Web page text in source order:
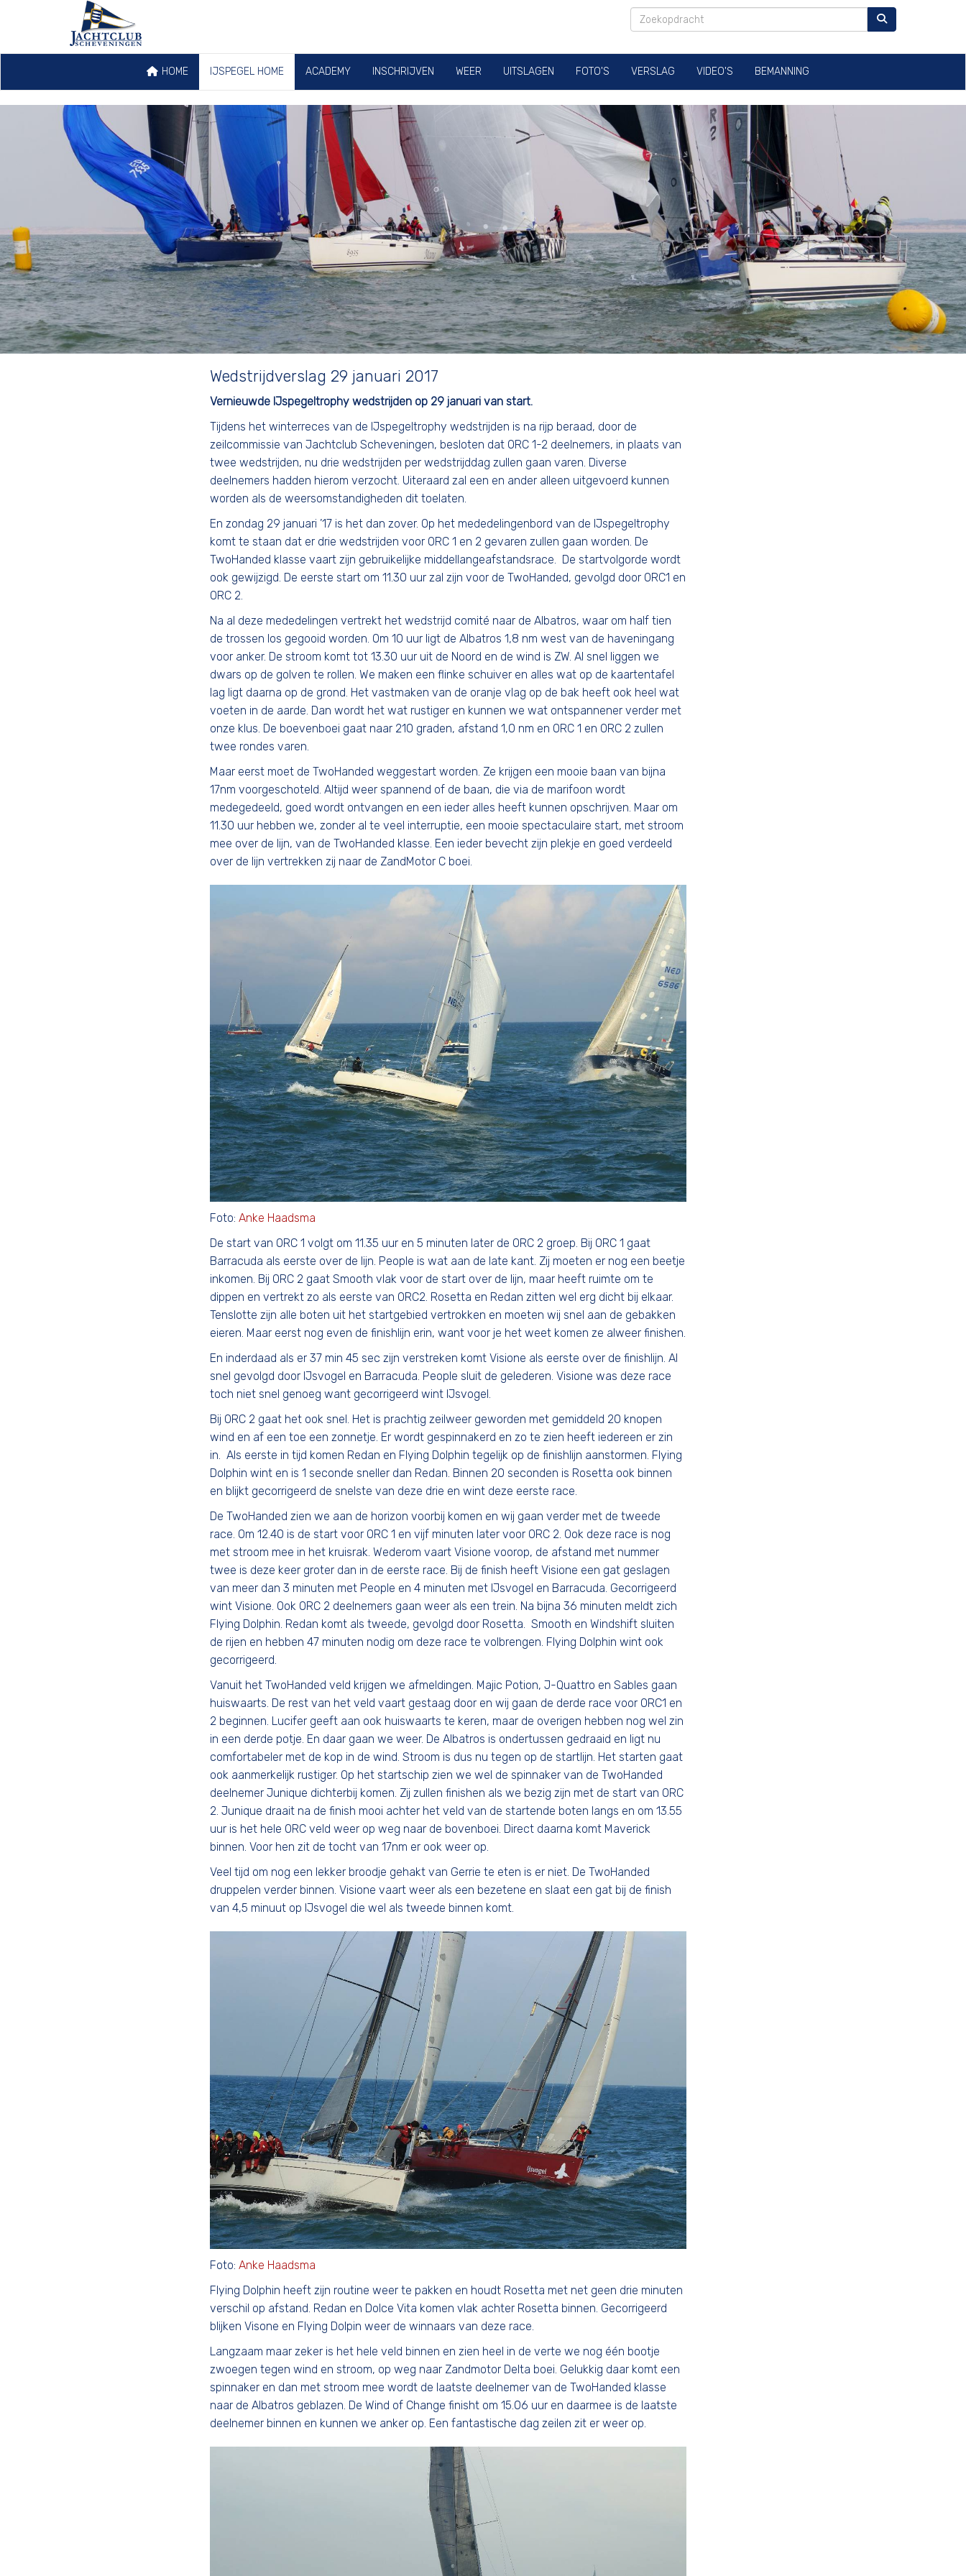
HOME IJSPEGEL HOME ACADEMY INSCHRIJVEN WEER UITSLAGEN FOTO'S VERSLAG VIDEO'S BEMANNING
Wedstrijdverslag 29 januari 2017
Vernieuwde IJspegeltrophy wedstrijden op 29 januari van start.
Tijdens het winterreces van de IJspegeltrophy wedstrijden is na rijp beraad, door de
zeilcommissie van Jachtclub Scheveningen, besloten dat ORC 1-2 deelnemers, in plaats van
twee wedstrijden, nu drie wedstrijden per wedstrijddag zullen gaan varen. Diverse
deelnemers hadden hierom verzocht. Uiteraard zal een en ander alleen uitgevoerd kunnen
worden als de weersomstandigheden dit toelaten.
En zondag 29 januari ’17 is het dan zover. Op het mededelingenbord van de IJspegeltrophy
komt te staan dat er drie wedstrijden voor ORC 1 en 2 gevaren zullen gaan worden. De
TwoHanded klasse vaart zijn gebruikelijke middellangeafstandsrace. De startvolgorde wordt
ook gewijzigd. De eerste start om 11.30 uur zal zijn voor de TwoHanded, gevolgd door ORC1 en
ORC 2.
Na al deze mededelingen vertrekt het wedstrijd comité naar de Albatros, waar om half tien
de trossen los gegooid worden. Om 10 uur ligt de Albatros 1,8 nm west van de haveningang
voor anker. De stroom komt tot 13.30 uur uit de Noord en de wind is ZW. Al snel liggen we
dwars op de golven te rollen. We maken een flinke schuiver en alles wat op de kaartentafel
lag ligt daarna op de grond. Het vastmaken van de oranje vlag op de bak heeft ook heel wat
voeten in de aarde. Dan wordt het wat rustiger en kunnen we wat ontspannener verder met
onze klus. De boevenboei gaat naar 210 graden, afstand 1,0 nm en ORC 1 en ORC 2 zullen
twee rondes varen.
Maar eerst moet de TwoHanded weggestart worden. Ze krijgen een mooie baan van bijna
17nm voorgeschoteld. Altijd weer spannend of de baan, die via de marifoon wordt
medegedeeld, goed wordt ontvangen en een ieder alles heeft kunnen opschrijven. Maar om
11.30 uur hebben we, zonder al te veel interruptie, een mooie spectaculaire start, met stroom
mee over de lijn, van de TwoHanded klasse. Een ieder bevecht zijn plekje en goed verdeeld
over de lijn vertrekken zij naar de ZandMotor C boei.
Foto: Anke Haadsma
De start van ORC 1 volgt om 11.35 uur en 5 minuten later de ORC 2 groep. Bij ORC 1 gaat
Barracuda als eerste over de lijn. People is wat aan de late kant. Zij moeten er nog een beetje
inkomen. Bij ORC 2 gaat Smooth vlak voor de start over de lijn, maar heeft ruimte om te
dippen en vertrekt zo als eerste van ORC2. Rosetta en Redan zitten wel erg dicht bij elkaar.
Tenslotte zijn alle boten uit het startgebied vertrokken en moeten wij snel aan de gebakken
eieren. Maar eerst nog even de finishlijn erin, want voor je het weet komen ze alweer finishen.
En inderdaad als er 37 min 45 sec zijn verstreken komt Visione als eerste over de finishlijn. Al
snel gevolgd door IJsvogel en Barracuda. People sluit de gelederen. Visione was deze race
toch niet snel genoeg want gecorrigeerd wint IJsvogel.
Bij ORC 2 gaat het ook snel. Het is prachtig zeilweer geworden met gemiddeld 20 knopen
wind en af een toe een zonnetje. Er wordt gespinnakerd en zo te zien heeft iedereen er zin
in. Als eerste in tijd komen Redan en Flying Dolphin tegelijk op de finishlijn aanstormen. Flying
Dolphin wint en is 1 seconde sneller dan Redan. Binnen 20 seconden is Rosetta ook binnen
en blijkt gecorrigeerd de snelste van deze drie en wint deze eerste race.
De TwoHanded zien we aan de horizon voorbij komen en wij gaan verder met de tweede
race. Om 12.40 is de start voor ORC 1 en vijf minuten later voor ORC 2. Ook deze race is nog
met stroom mee in het kruisrak. Wederom vaart Visione voorop, de afstand met nummer
twee is deze keer groter dan in de eerste race. Bij de finish heeft Visione een gat geslagen
van meer dan 3 minuten met People en 4 minuten met IJsvogel en Barracuda. Gecorrigeerd
wint Visione. Ook ORC 2 deelnemers gaan weer als een trein. Na bijna 36 minuten meldt zich
Flying Dolphin. Redan komt als tweede, gevolgd door Rosetta. Smooth en Windshift sluiten
de rijen en hebben 47 minuten nodig om deze race te volbrengen. Flying Dolphin wint ook
gecorrigeerd.
Vanuit het TwoHanded veld krijgen we afmeldingen. Majic Potion, J-Quattro en Sables gaan
huiswaarts. De rest van het veld vaart gestaag door en wij gaan de derde race voor ORC1 en
2 beginnen. Lucifer geeft aan ook huiswaarts te keren, maar de overigen hebben nog wel zin
in een derde potje. En daar gaan we weer. De Albatros is ondertussen gedraaid en ligt nu
comfortabeler met de kop in de wind. Stroom is dus nu tegen op de startlijn. Het starten gaat
ook aanmerkelijk rustiger. Op het startschip zien we wel de spinnaker van de TwoHanded
deelnemer Junique dichterbij komen. Zij zullen finishen als we bezig zijn met de start van ORC
2. Junique draait na de finish mooi achter het veld van de startende boten langs en om 13.55
uur is het hele ORC veld weer op weg naar de bovenboei. Direct daarna komt Maverick
binnen. Voor hen zit de tocht van 17nm er ook weer op.
Veel tijd om nog een lekker broodje gehakt van Gerrie te eten is er niet. De TwoHanded
druppelen verder binnen. Visione vaart weer als een bezetene en slaat een gat bij de finish
van 4,5 minuut op IJsvogel die wel als tweede binnen komt.
Foto: Anke Haadsma
Flying Dolphin heeft zijn routine weer te pakken en houdt Rosetta met net geen drie minuten
verschil op afstand. Redan en Dolce Vita komen vlak achter Rosetta binnen. Gecorrigeerd
blijken Visone en Flying Dolpin weer de winnaars van deze race.
Langzaam maar zeker is het hele veld binnen en zien heel in de verte we nog één bootje
zwoegen tegen wind en stroom, op weg naar Zandmotor Delta boei. Gelukkig daar komt een
spinnaker en dan met stroom mee wordt de laatste deelnemer van de TwoHanded klasse
naar de Albatros geblazen. De Wind of Change finisht om 15.06 uur en daarmee is de laatste
deelnemer binnen en kunnen we anker op. Een fantastische dag zeilen zit er weer op.